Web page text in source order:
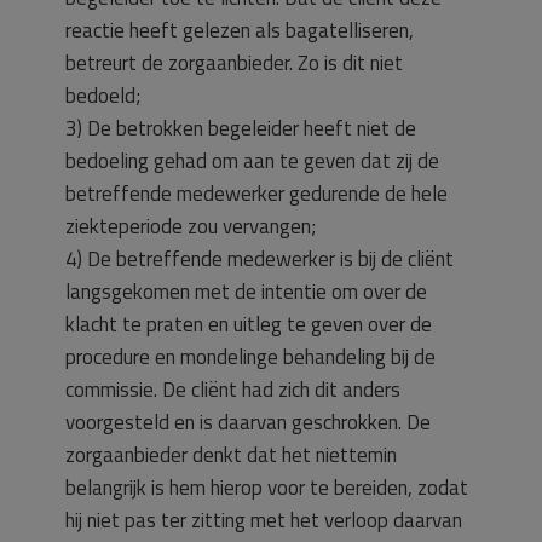
reactie heeft gelezen als bagatelliseren,
betreurt de zorgaanbieder. Zo is dit niet
bedoeld;
3) De betrokken begeleider heeft niet de
bedoeling gehad om aan te geven dat zij de
betreffende medewerker gedurende de hele
ziekteperiode zou vervangen;
4) De betreffende medewerker is bij de cliënt
langsgekomen met de intentie om over de
klacht te praten en uitleg te geven over de
procedure en mondelinge behandeling bij de
commissie. De cliënt had zich dit anders
voorgesteld en is daarvan geschrokken. De
zorgaanbieder denkt dat het niettemin
belangrijk is hem hierop voor te bereiden, zodat
hij niet pas ter zitting met het verloop daarvan